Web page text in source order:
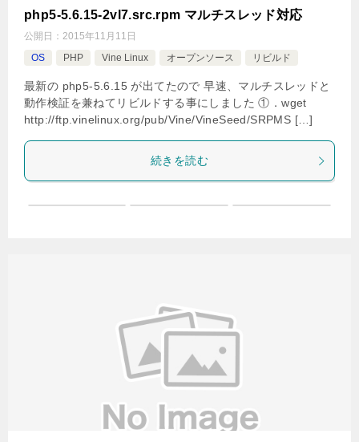
php5-5.6.15-2vl7.src.rpm マルチスレッド対応
公開日： 2015年11月11日
OS
PHP Vine Linux オープンソース リビルド
最新の php5-5.6.15 が出てたので 早速、マルチスレッドと
動作検証を兼ねてリビルドする事にしました ①．wget
http://ftp.vinelinux.org/pub/Vine/VineSeed/SRPMS […]
続きを読む